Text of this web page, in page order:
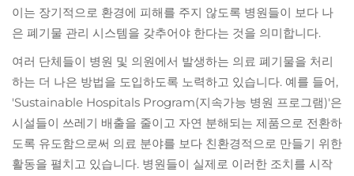
이는 장기적으로 환경에 피해를 주지 않도록 병원들이 보다 나
은 폐기물 관리 시스템을 갖추어야 한다는 것을 의미합니다.
여러 단체들이 병원 및 의원에서 발생하는 의료 폐기물을 처리
하는 더 나은 방법을 도입하도록 노력하고 있습니다. 예를 들어,
'Sustainable Hospitals Program(지속가능 병원 프로그램)'은
시설들이 쓰레기 배출을 줄이고 자연 분해되는 제품으로 전환하
도록 유도함으로써 의료 분야를 보다 친환경적으로 만들기 위한
활동을 펼치고 있습니다. 병원들이 실제로 이러한 조치를 시작